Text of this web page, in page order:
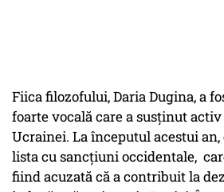
Fiica filozofului, Daria Dugina, a
foarte vocală care a susținut
Ucrainei. La începutul acestui an,
lista cu sancțiuni occidentale,
fiind acuzată că a contribuit la